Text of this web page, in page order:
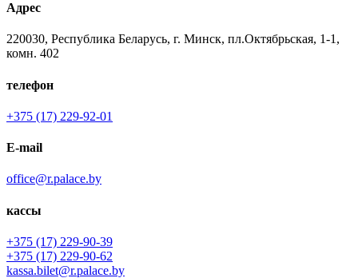
Адрес
220030, Республика Беларусь, г. Минск, пл.Октябрьская, 1-1,
комн. 402
телефон
+375 (17) 229-92-01
E-mail
office@r.palace.by
кассы
+375 (17) 229-90-39
+375 (17) 229-90-62
kassa.bilet@r.palace.by